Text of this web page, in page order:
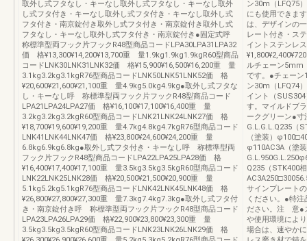
取外し式フタなし・キーなし取外し式フタなし・キーなし取外
し式フタ付き・キーなし取外し式フタ付き・キーなし取外し式
フタ付き・南京錠付き取外し式フタ付き・南京錠付き取外し式
フタなし・キーなし取外し式フタ付き・南京錠付き●固定式呼
称標準型両フック片フックR48型商品コードLPA30LPA31LPA32
価 格¥13,300¥14,200¥13,700重 量1.9kg1.9kg1.9kgR60型商品
コードLNK30LNK31LNK32価 格¥15,900¥16,500¥16,200重 量
3.1kg3.2kg3.1kgR76型商品コードLNK50LNK51LNK52価 格
¥20,600¥21,600¥21,100重 量4.9kg5.0kg4.9kg●取外し式フタな
し・キーなし呼 称標準型両フック片フックR48型商品コード
LPA21LPA24LPA27価 格¥16,100¥17,100¥16,400重 量
3.2kg3.2kg3.2kgR60型商品コードLNK21LNK24LNK27価 格
¥18,700¥19,600¥19,200重 量4.7kg4.8kg4.7kgR76型商品コード
LNK41LNK44LNK47価 格¥23,800¥24,600¥24,200重 量
6.8kg6.9kg6.8kg●取外し式フタ付き・キーなし呼 称標準型両
フック片フックR48型商品コードLPA22LPA25LPA28価 格
¥16,400¥17,400¥17,100重 量3.5kg3.5kg3.5kgR60型商品コード
LNK22LNK25LNK28価 格¥20,500¥21,500¥20,900重 量
5.1kg5.2kg5.1kgR76型商品コードLNK42LNK45LNK48価 格
¥26,800¥27,800¥27,300重 量7.3kg7.4kg7.3kg●取外し式フタ付
き・南京錠付き呼 称標準型両フック片フックR48型商品コード
LPA23LPA26LPA29価 格¥22,900¥23,800¥23,300重 量
3.5kg3.5kg3.5kgR60型商品コードLNK23LNK26LNK29価 格
ン30m（LFQ75
にも使用できま
は、デザインの
レート付き・ス
イントステンレ
ルチェーン5mm
です。●チェー
ン30m（LFQ74
イント（
す。マイルドブ
ークグリーン●
G.L.G.L.Q235（
（塗装）
φ110AC3A（塗
Q235（STK400
サインプレート
ください。●特
ださい。注 意●
や使用環境によ
場合は、速やか